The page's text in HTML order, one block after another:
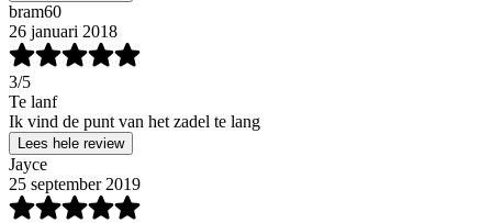
bram60
26 januari 2018
3/5
Te lanf
Ik vind de punt van het zadel te lang
Lees hele review
Jayce
25 september 2019